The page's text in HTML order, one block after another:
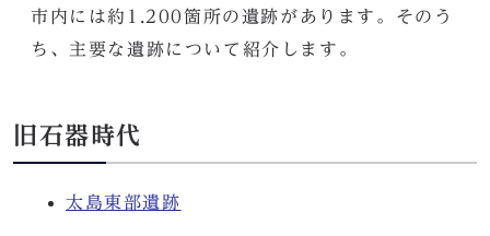
市内には約1.200箇所の遺跡があります。そのう
ち、主要な遺跡について紹介します。
旧石器時代
太島東部遺跡